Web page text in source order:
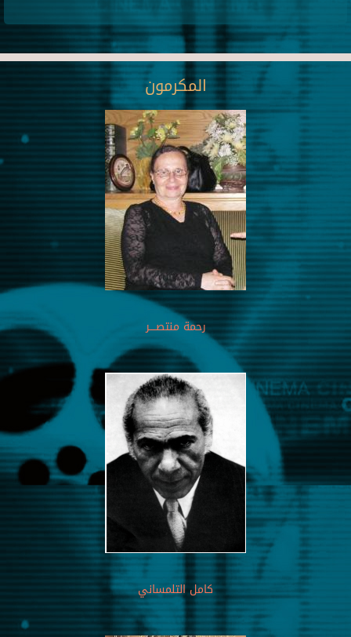
المكرمون
رحمة منتصــــر
كامل التلمساني